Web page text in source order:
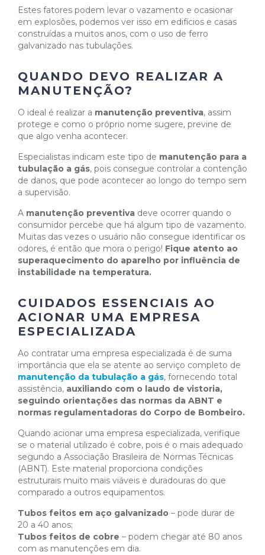
Estes fatores podem levar o vazamento e ocasionar
em explosões, podemos ver isso em edifícios e casas
construídas a muitos anos, com o uso de ferro
galvanizado nas tubulações.
QUANDO DEVO REALIZAR A
MANUTENÇÃO?
O ideal é realizar a manutenção preventiva, assim
protege e como o próprio nome sugere, previne de
que algo venha acontecer.
Especialistas indicam este tipo de manutenção para a
tubulação a gás, pois consegue controlar a contenção
de danos, que pode acontecer ao longo do tempo sem
a supervisão.
A manutenção preventiva deve ocorrer quando o
consumidor percebe que há algum tipo de vazamento.
Muitas das vezes o usuário não consegue identificar os
odores, é então que mora o perigo! Fique atento ao
superaquecimento do aparelho por influência de
instabilidade na temperatura.
CUIDADOS ESSENCIAIS AO
ACIONAR UMA EMPRESA
ESPECIALIZADA
Ao contratar uma empresa especializada é de suma
importância que ela se atente ao serviço completo de
manutenção da tubulação a gás, fornecendo total
assistência, auxiliando com o laudo de vistoria,
seguindo orientações das normas da ABNT e
normas regulamentadoras do Corpo de Bombeiro.
Quando acionar uma empresa especializada, verifique
se o material utilizado é cobre, pois é o mais adequado
segundo a Associação Brasileira de Normas Técnicas
(ABNT). Este material proporciona condições
estruturais muito mais viáveis e duradouras do que
comparado a outros equipamentos.
Tubos feitos em aço galvanizado – pode durar de
20 a 40 anos;
Tubos feitos de cobre – podem chegar até 80 anos
com as manutenções em dia.